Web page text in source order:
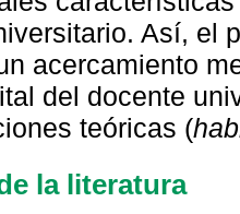
Así, el
acercamiento
del docente
teóricas (
la literatura